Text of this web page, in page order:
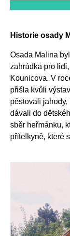
Historie osady
Osada Malina
zahrádka pro
Kounicova. V
přišla kvůli
pěstovali
dávali do
sběr heřmánku,
přítelkyně, které